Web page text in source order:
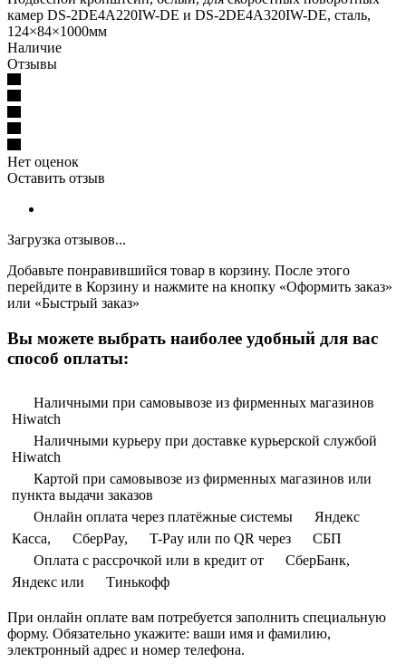
камер DS-2DE4A220IW-DE и DS-2DE4A320IW-DE, сталь,
124×84×1000мм
Наличие
Отзывы
Нет оценок
Оставить отзыв
Загрузка отзывов...
Добавьте понравившийся товар в корзину. После этого
перейдите в Корзину и нажмите на кнопку «Оформить заказ»
или «Быстрый заказ»
Вы можете выбрать наиболее удобный для вас
способ оплаты:
Наличными при самовывозе из фирменных магазинов
Hiwatch
Наличными курьеру при доставке курьерской службой
Hiwatch
Картой при самовывозе из фирменных магазинов или
пункта выдачи заказов
Онлайн оплата через платёжные системы
Яндекс
Касса,
СберPay, T-Pay или по QR через
СБП
Оплата с рассрочкой или в кредит от
СберБанк,
Яндекс или
Тинькофф
При онлайн оплате вам потребуется заполнить специальную
форму. Обязательно укажите: ваши имя и фамилию,
электронный адрес и номер телефона.